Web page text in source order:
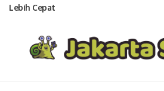
Lebih Cepat